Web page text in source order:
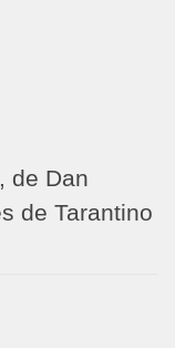
de Dan
de Tarantino